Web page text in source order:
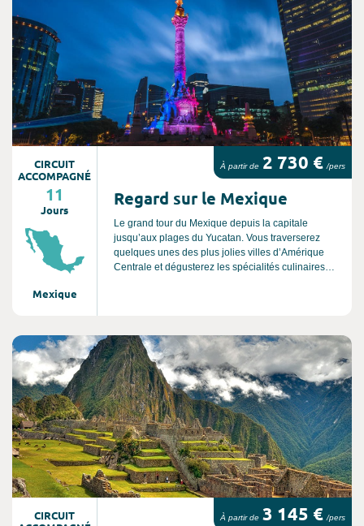
CIRCUIT
ACCOMPAGNÉ
11
Jours
Mexique
À partir de 2 730 € /pers
Regard sur le Mexique
Le grand tour du Mexique depuis la capitale
jusqu’aux plages du Yucatan. Vous traverserez
quelques unes des plus jolies villes d’Amérique
Centrale et dégusterez les spécialités culinaires
CIRCUIT
À partir de 3 145 € /pers
Consultez l'offre de voyage